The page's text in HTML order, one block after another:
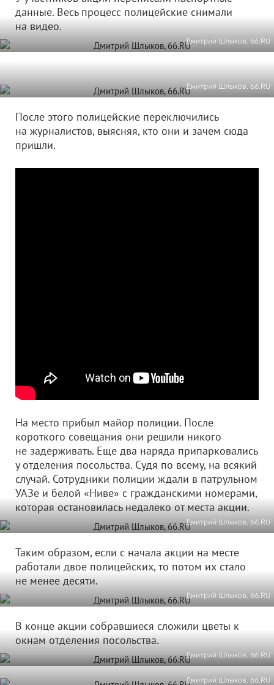
данные. Весь процесс полицейские снимали
на видео.
Дмитрий Шлыков, 66.RU
Дмитрий Шлыков, 66.RU
После этого полицейские переключились
на журналистов, выясняя, кто они и зачем сюда
пришли.
На место прибыл майор полиции. После
короткого совещания они решили никого
не задерживать. Еще два наряда припарковались
у отделения посольства. Судя по всему, на всякий
случай. Сотрудники полиции ждали в патрульном
УАЗе и белой «Ниве» с гражданскими номерами,
которая остановилась недалеко от места акции.
Дмитрий Шлыков, 66.RU
Таким образом, если с начала акции на месте
работали двое полицейских, то потом их стало
не менее десяти.
Дмитрий Шлыков, 66.RU
В конце акции собравшиеся сложили цветы к
окнам отделения посольства.
Дмитрий Шлыков, 66.RU
Дмитрий Шлыков, 66.RU